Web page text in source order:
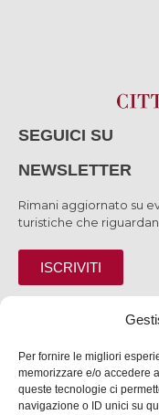
Per fornire le migliori
memorizzare e/o accedere
queste tecnologie ci
navigazione o ID unici su
SEGUICI SU
NEWSLETTER
Rimani aggiornato su
turistiche che
ISCRIVITI
SCOPRI
VIVI